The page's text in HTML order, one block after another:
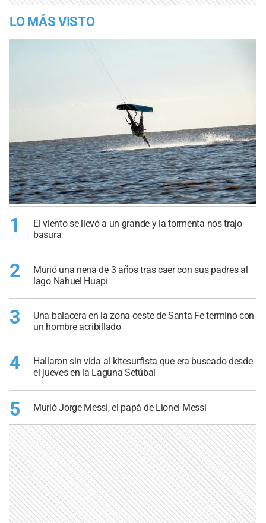
LO MÁS VISTO
1
El viento se llevó a un grande y la tormenta nos trajo
basura
2
Murió una nena de 3 años tras caer con sus padres al
lago Nahuel Huapi
3
Una balacera en la zona oeste de Santa Fe terminó con
un hombre acribillado
4
Hallaron sin vida al kitesurfista que era buscado desde
el jueves en la Laguna Setúbal
5 Murió Jorge Messi, el papá de Lionel Messi